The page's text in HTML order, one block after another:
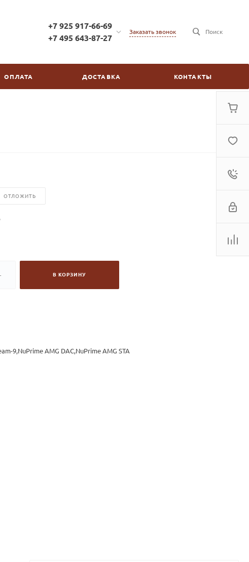
+7 925 917-66-69
+7 495 643-87-27
д.2/30
Заказать звонок Поиск
ОПЛАТА ДОСТАВКА КОНТАКТЫ
ОТЛОЖИТЬ
В КОРЗИНУ
9,NuPrime AMG DAC,NuPrime AMG STA